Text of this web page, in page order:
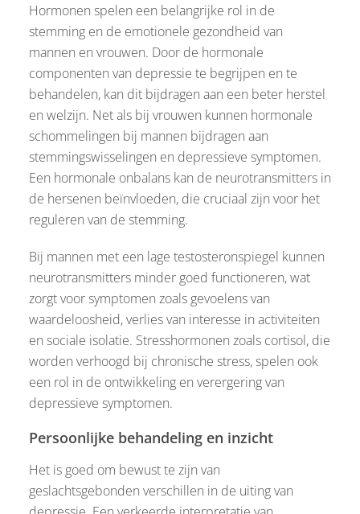
Hormonen spelen een belangrijke rol in de
stemming en de emotionele gezondheid van
mannen en vrouwen. Door de hormonale
componenten van depressie te begrijpen en te
behandelen, kan dit bijdragen aan een beter herstel
en welzijn. Net als bij vrouwen kunnen hormonale
schommelingen bij mannen bijdragen aan
stemmingswisselingen en depressieve symptomen.
Een hormonale onbalans kan de neurotransmitters in
de hersenen beïnvloeden, die cruciaal zijn voor het
reguleren van de stemming.
Bij mannen met een lage testosteronspiegel kunnen
neurotransmitters minder goed functioneren, wat
zorgt voor symptomen zoals gevoelens van
waardeloosheid, verlies van interesse in activiteiten
en sociale isolatie. Stresshormonen zoals cortisol, die
worden verhoogd bij chronische stress, spelen ook
een rol in de ontwikkeling en verergering van
depressieve symptomen.
Persoonlijke behandeling en inzicht
Het is goed om bewust te zijn van
geslachtsgebonden verschillen in de uiting van